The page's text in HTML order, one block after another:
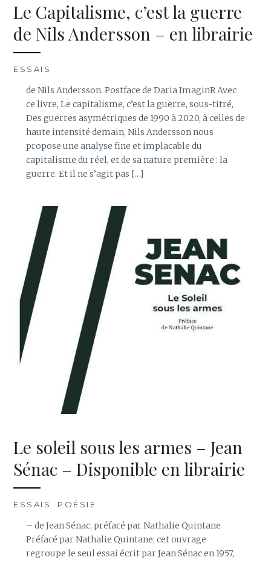
Le Capitalisme, c’est la guerre
de Nils Andersson – en librairie
ESSAIS
de Nils Andersson. Postface de Daria ImaginR Avec
ce livre, Le capitalisme, c’est la guerre, sous-titré,
Des guerres asymétriques de 1990 à 2020, à celles de
haute intensité demain, Nils Andersson nous
propose une analyse fine et implacable du
capitalisme du réel, et de sa nature première : la
guerre. Et il ne s’agit pas […]
Le soleil sous les armes – Jean
Sénac – Disponible en librairie
ESSAIS POÉSIE
– de Jean Sénac, préfacé par Nathalie Quintane
Préfacé par Nathalie Quintane, cet ouvrage
regroupe le seul essai écrit par Jean Sénac en 1957,